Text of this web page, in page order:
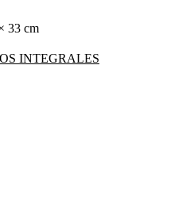
33 cm
INTEGRALES